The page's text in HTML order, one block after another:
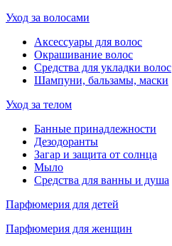
Уход за волосами
Аксессуары для волос
Окрашивание волос
Средства для укладки волос
Шампуни, бальзамы, маски
Уход за телом
Банные принадлежности
Дезодоранты
Загар и защита от солнца
Мыло
Средства для ванны и душа
Парфюмерия для детей
Парфюмерия для женщин